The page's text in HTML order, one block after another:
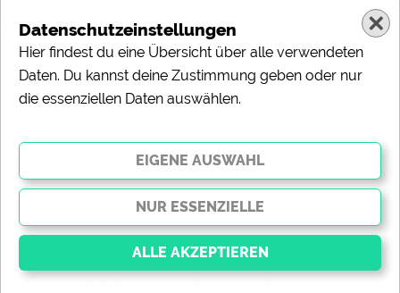
2012
Alle Camping & Caravan
Sonstiges Specials Aktuelle News
Datenschutzeinstellungen
Hier findest du eine Übersicht über alle verwendeten
Daten. Du kannst deine Zustimmung geben oder nur
die essenziellen Daten auswählen.